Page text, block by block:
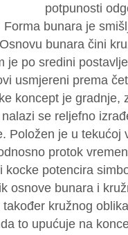
potpunosti
bunara je
bunara čini
je po sredini
usmjereni prema
koncept je gradnje,
se reljefno
Položen je u tekućoj
protok
kocke potencira
osnove bunara i
kružnog
to upućuje na